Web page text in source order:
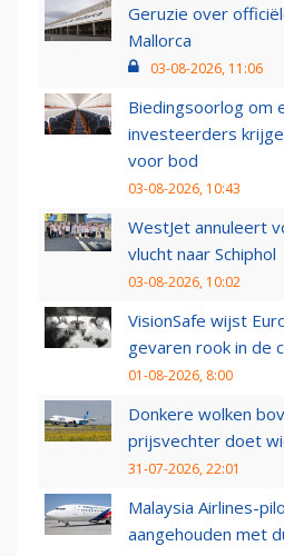
Geruzie over
Mallorca
03-08-2026, 11:06
Biedingsoorlog om
investeerders
voor bod
03-08-2026, 10:43
WestJet annuleert
vlucht naar Schiphol
03-08-2026, 10:02
VisionSafe wijst
gevaren rook in de
01-08-2026, 8:00
Donkere wolken
prijsvechter doet
31-07-2026, 22:01
Malaysia Airlines-
aangehouden met